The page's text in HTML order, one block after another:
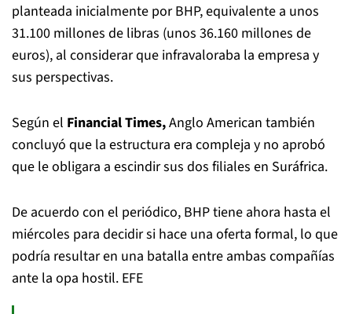
planteada inicialmente por BHP, equivalente a unos
31.100 millones de libras (unos 36.160 millones de
euros), al considerar que infravaloraba la empresa y
sus perspectivas.
Según el Financial Times,Anglo American también
concluyó que la estructura era compleja y no aprobó
que le obligara a escindir sus dos filiales en Suráfrica.
De acuerdo con el periódico, BHP tiene ahora hasta el
miércoles para decidir si hace una oferta formal, lo que
podría resultar en una batalla entre ambas compañías
ante la opa hostil. EFE